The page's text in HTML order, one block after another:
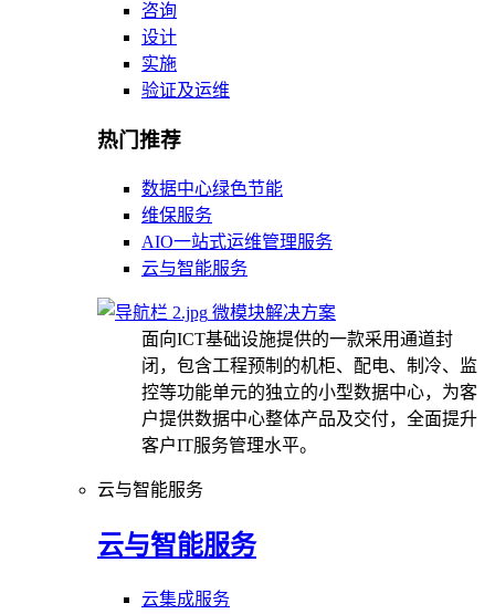
咨询
设计
实施
验证及运维
热门推荐
数据中心绿色节能
维保服务
AIO一站式运维管理服务
云与智能服务
微模块解决方案
面向ICT基础设施提供的一款采用通道封
闭，包含工程预制的机柜、配电、制冷、监
控等功能单元的独立的小型数据中心，为客
户提供数据中心整体产品及交付，全面提升
客户IT服务管理水平。
云与智能服务
云与智能服务
云集成服务